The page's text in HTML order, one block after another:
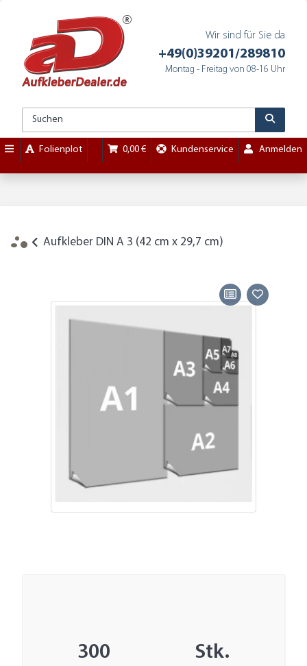
Wir sind für Sie da
+49(0)39201/289810
Montag - Freitag von 08-16 Uhr
Folienplot 0,00 € Kundenservice Anmelden
Aufkleber DIN A 3 (42 cm x 29,7 cm)
300 Stk.